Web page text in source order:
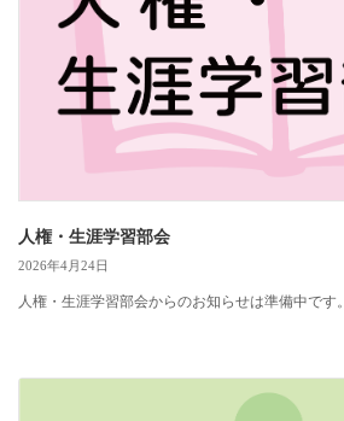
人権・生涯学習部会
2026年4月24日
人権・生涯学習部会からのお知らせは準備中です。